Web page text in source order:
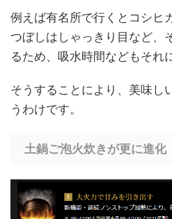
例えば有名所で行くとコシヒ
つぼしはしゃっきり目など、
るため、吸水時間などもそれ
そうすることにより、美味し
うわけです。
土鍋ご泡火炊きが更に進化